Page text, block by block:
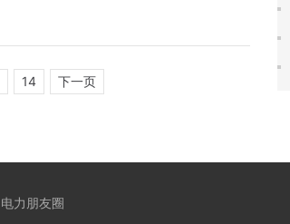
14 下一页
电力朋友圈